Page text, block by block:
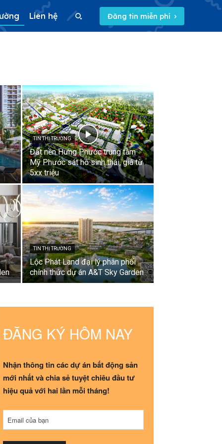
Liên hệ Đăng tin miễn phí
TIN THỊ TRƯỜNG
Đất nền Hưng Phước trung tâm
Mỹ Phước sát hồ sinh thái, giá từ
5xx triệu
TIN THỊ TRƯỜNG
Lộc Phát Land đại lý phân phối
chính thức dự án A&T Sky Garden
ĐĂNG KÝ HÔM NAY
Nhận thông tin các dự án bất động sản
mới nhất và chia sẻ tuyệt chiêu đầu tư
hiệu quả với hai lần mỗi tháng!
Email của bạn